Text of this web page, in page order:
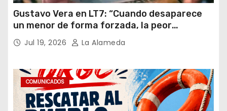
Gustavo Vera en LT7: “Cuando desaparece
un menor de forma forzada, la peor
hipótesis es trata, y así debe seguir
caratulado el caso Loan”
Jul 19, 2026 La Alameda
COMUNICADOS